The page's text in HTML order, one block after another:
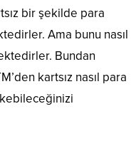
bir şekilde para
Ama bunu nasıl
Bundan
kartsız nasıl para